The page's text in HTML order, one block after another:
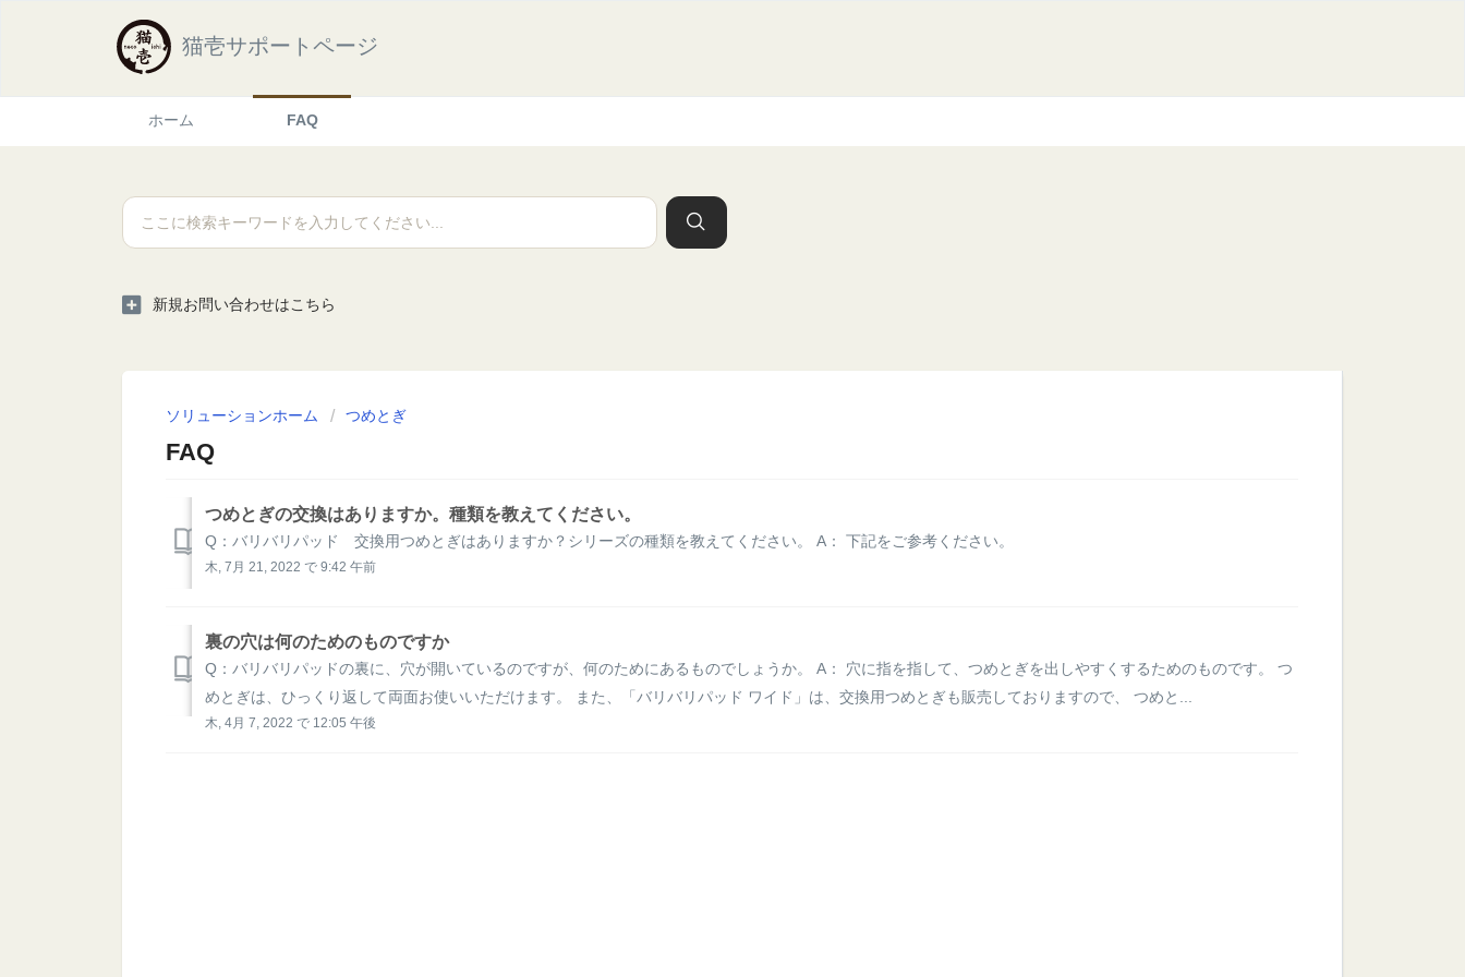
猫壱サポートページ
ホーム FAQ
新規お問い合わせはこちら
ソリューションホーム つめとぎ
FAQ
つめとぎの交換はありますか。種類を教えてください。
Q：バリバリパッド 交換用つめとぎはありますか？シリーズの種類を教えてください。 A： 下記をご参考ください。
木, 7月 21, 2022 で 9:42 午前
裏の穴は何のためのものですか
Q：バリバリパッドの裏に、穴が開いているのですが、何のためにあるものでしょうか。 A： 穴に指を指して、つめとぎを出しやすくするためのものです。 つ
めとぎは、ひっくり返して両面お使いいただけます。 また、「バリバリパッド ワイド」は、交換用つめとぎも販売しておりますので、 つめと...
木, 4月 7, 2022 で 12:05 午後